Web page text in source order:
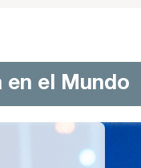
en el Mundo